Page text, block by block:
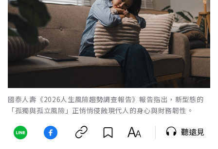
國泰人壽《2026人生風險趨勢調查報告》報告指出，新型態的
「孤獨與孤立風險」正悄悄侵蝕現代人的身心與財務韌性。
聽遠見